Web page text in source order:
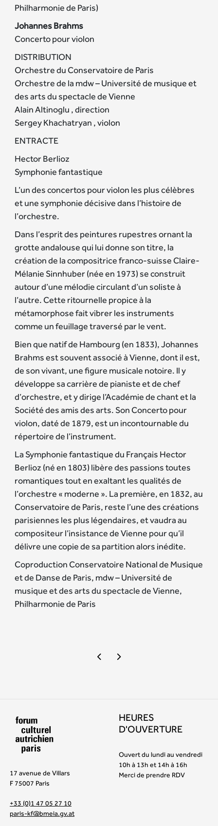
Philharmonie de Paris)
Johannes Brahms
Concerto pour violon
DISTRIBUTION
Orchestre du Conservatoire de Paris
Orchestre de la mdw – Université de musique et
des arts du spectacle de Vienne
Alain Altinoglu , direction
Sergey Khachatryan , violon
ENTRACTE
Hector Berlioz
Symphonie fantastique
L’un des concertos pour violon les plus célèbres
et une symphonie décisive dans l’histoire de
l’orchestre.
Dans l’esprit des peintures rupestres ornant la
grotte andalouse qui lui donne son titre, la
création de la compositrice franco-suisse Claire-
Mélanie Sinnhuber (née en 1973) se construit
autour d’une mélodie circulant d’un soliste à
l’autre. Cette ritournelle propice à la
métamorphose fait vibrer les instruments
comme un feuillage traversé par le vent.
Bien que natif de Hambourg (en 1833), Johannes
Brahms est souvent associé à Vienne, dont il est,
de son vivant, une figure musicale notoire. Il y
développe sa carrière de pianiste et de chef
d’orchestre, et y dirige l’Académie de chant et la
Société des amis des arts. Son Concerto pour
violon, daté de 1879, est un incontournable du
répertoire de l’instrument.
La Symphonie fantastique du Français Hector
Berlioz (né en 1803) libère des passions toutes
romantiques tout en exaltant les qualités de
l’orchestre « moderne ». La première, en 1832, au
Conservatoire de Paris, reste l’une des créations
parisiennes les plus légendaires, et vaudra au
compositeur l’insistance de Vienne pour qu’il
délivre une copie de sa partition alors inédite.
Coproduction Conservatoire National de Musique
et de Danse de Paris, mdw – Université de
musique et des arts du spectacle de Vienne,
Philharmonie de Paris
17 avenue de Villars
F 75007 Paris
+33 (0)1 47 05 27 10
paris-kf@bmeia.gv.at
HEURES
D'OUVERTURE
Ouvert du lundi au vendredi
10h à 13h et 14h à 16h
Merci de prendre RDV